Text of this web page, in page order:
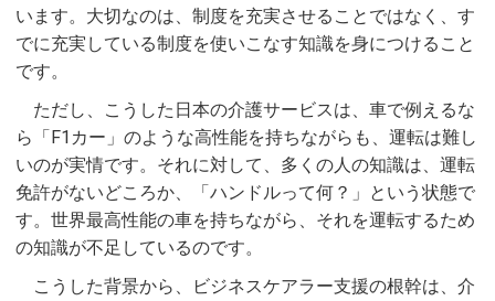
います。大切なのは、制度を充実させることではなく、す
でに充実している制度を使いこなす知識を身につけること
です。
ただし、こうした日本の介護サービスは、車で例えるな
ら「F1カー」のような高性能を持ちながらも、運転は難し
いのが実情です。それに対して、多くの人の知識は、運転
免許がないどころか、「ハンドルって何？」という状態で
す。世界最高性能の車を持ちながら、それを運転するため
の知識が不足しているのです。
こうした背景から、ビジネスケアラー支援の根幹は、介